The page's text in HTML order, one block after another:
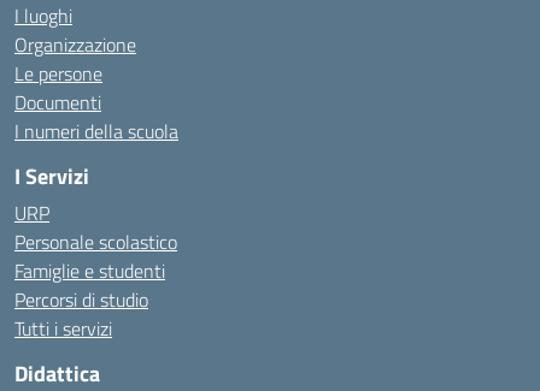
I luoghi
Organizzazione
Le persone
Documenti
I numeri della scuola
I Servizi
URP
Personale scolastico
Famiglie e studenti
Percorsi di studio
Tutti i servizi
Didattica